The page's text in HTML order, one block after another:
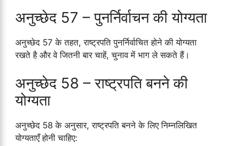
अनुच्छेद 57 – पुनर्निर्वाचन की योग्यता
अनुच्छेद 57 के तहत, राष्ट्रपति पुनर्निर्वाचित होने की योग्यता
रखते है और वे जितनी बार चाहें, चुनाव में भाग ले सकते हैं।
अनुच्छेद 58 – राष्ट्रपति बनने की
योग्यता
अनुच्छेद 58 के अनुसार, राष्ट्रपति बनने के लिए निम्नलिखित
योग्यताएँ होनी चाहिए: